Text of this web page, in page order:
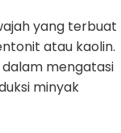
yang terbuat
atau kaolin.
mengatasi
minyak